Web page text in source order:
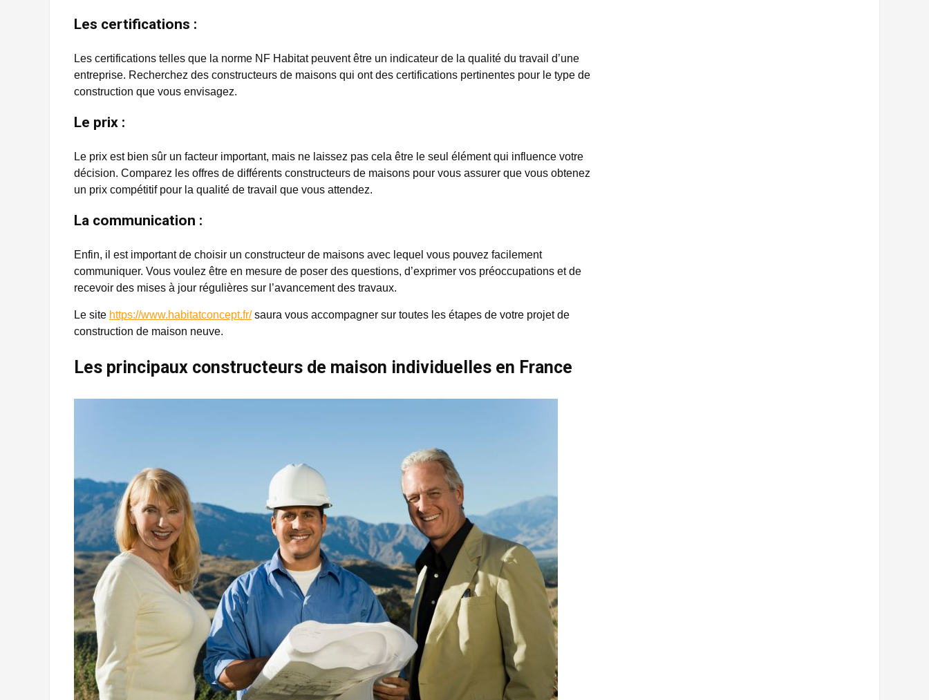
Les certifications :
Les certifications telles que la norme NF Habitat peuvent être un indicateur de la qualité du travail d’une
entreprise. Recherchez des constructeurs de maisons qui ont des certifications pertinentes pour le type de
construction que vous envisagez.
Le prix :
Le prix est bien sûr un facteur important, mais ne laissez pas cela être le seul élément qui influence votre
décision. Comparez les offres de différents constructeurs de maisons pour vous assurer que vous obtenez
un prix compétitif pour la qualité de travail que vous attendez.
La communication :
Enfin, il est important de choisir un constructeur de maisons avec lequel vous pouvez facilement
communiquer. Vous voulez être en mesure de poser des questions, d’exprimer vos préoccupations et de
recevoir des mises à jour régulières sur l’avancement des travaux.
Le site https://www.habitatconcept.fr/saura vous accompagner sur toutes les étapes de votre projet de
construction de maison neuve.
Les principaux constructeurs de maison individuelles en France